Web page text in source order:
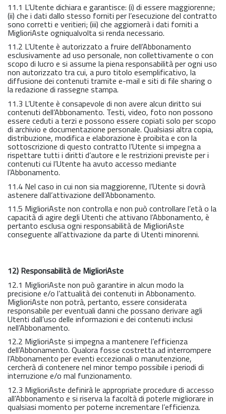
11.1 L’Utente dichiara e garantisce: (i) di essere maggiorenne;
(ii) che i dati dallo stesso forniti per l’esecuzione del contratto
sono corretti e veritieri; (iii) che aggiornerà i dati forniti a
MiglioriAste ogniqualvolta si renda necessario.
11.2 L’Utente è autorizzato a fruire dell’Abbonamento
esclusivamente ad uso personale, non collettivamente o con
scopo di lucro e si assume la piena responsabilità per ogni uso
non autorizzato tra cui, a puro titolo esemplificativo, la
diffusione dei contenuti tramite e-mail e siti di file sharing o
la redazione di rassegne stampa.
11.3 L’Utente è consapevole di non avere alcun diritto sui
contenuti dell’Abbonamento. Testi, video, foto non possono
essere ceduti a terzi e possono essere copiati solo per scopo
di archivio e documentazione personale. Qualsiasi altra copia,
distribuzione, modifica e elaborazione è proibita e con la
sottoscrizione di questo contratto l’Utente si impegna a
rispettare tutti i diritti d’autore e le restrizioni previste per i
contenuti cui l’Utente ha avuto accesso mediante
l’Abbonamento.
11.4 Nel caso in cui non sia maggiorenne, l’Utente si dovrà
astenere dall’attivazione dell’Abbonamento.
11.5 MiglioriAste non controlla e non può controllare l’età o la
capacità di agire degli Utenti che attivano l’Abbonamento, è
pertanto esclusa ogni responsabilità de MiglioriAste
conseguente all’attivazione da parte di Utenti minorenni.
12) Responsabilità de MiglioriAste
12.1 MiglioriAste non può garantire in alcun modo la
precisione e/o l’attualità dei contenuti in Abbonamento.
MiglioriAste non potrà, pertanto, essere considerata
responsabile per eventuali danni che possano derivare agli
Utenti dall’uso delle informazioni e dei contenuti inclusi
nell’Abbonamento.
12.2 MiglioriAste si impegna a mantenere l’efficienza
dell’Abbonamento. Qualora fosse costretta ad interrompere
l’Abbonamento per eventi eccezionali o manutenzione,
cercherà di contenere nel minor tempo possibile i periodi di
interruzione e/o mal funzionamento.
12.3 MiglioriAste definirà le appropriate procedure di accesso
all’Abbonamento e si riserva la facoltà di poterle migliorare in
qualsiasi momento per poterne incrementare l’efficienza.